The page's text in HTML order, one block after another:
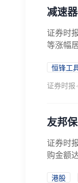
减速
证券时
等涨幅
恒锋工
证券时报
友邦
证券时
购金额
港股